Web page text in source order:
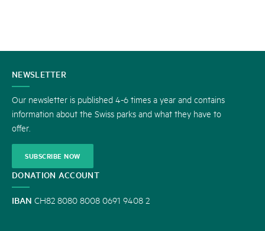
CONTACT
US
NEWSLETTER
Our newsletter is published 4-6 times a year and contains
information about the Swiss parks and what they have to
offer.
SUBSCRIBE NOW
DONATION ACCOUNT
IBAN CH82 8080 8008 0691 9408 2